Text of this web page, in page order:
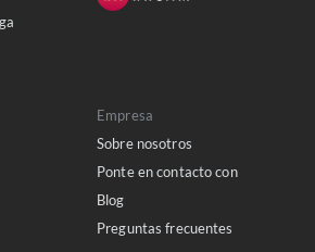
Empresa
Sobre nosotros
Ponte en contacto con
Blog
Preguntas frecuentes